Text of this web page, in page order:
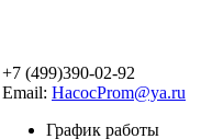
+7 (499)390-02-92
Email: HacocProm@ya.ru
График работы